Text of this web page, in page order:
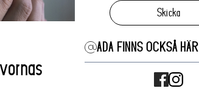
Skicka
ADA FINNS OCKSÅ HÄR